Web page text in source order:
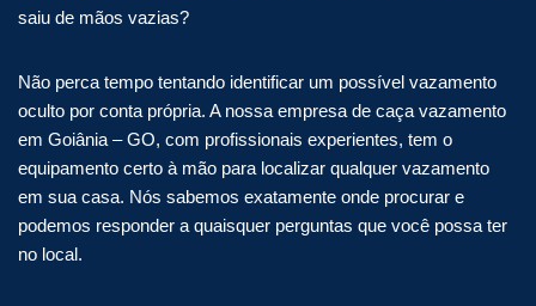
saiu de mãos vazias?
Não perca tempo tentando identificar um possível vazamento
oculto por conta própria. A nossa empresa de caça vazamento
em Goiânia – GO, com profissionais experientes, tem o
equipamento certo à mão para localizar qualquer vazamento
em sua casa. Nós sabemos exatamente onde procurar e
podemos responder a quaisquer perguntas que você possa ter
no local.